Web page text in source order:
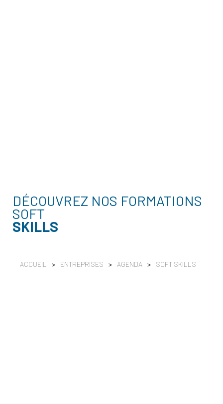
DÉCOUVREZ NOS FORMATIONS
SOFT
SKILLS
ACCUEIL > ENTREPRISES > AGENDA > SOFT SKILLS